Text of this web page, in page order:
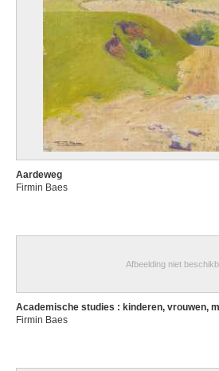
Aardeweg
Firmin Baes
Afbeelding niet
Academische studies : kinderen, vrouwen,
Firmin Baes